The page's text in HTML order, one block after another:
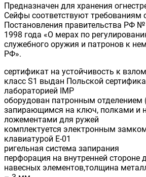
Предназначен для хранения
Сейфы соответствуют требованиям
Постановления правительства РФ
1998 года «О мерах по
служебного оружия и патронов к
РФ».
сертификат на устойчивость к
класс S1 выдан Польской
лабораторией IMP
оборудован патронным отделением
запирающимся на ключ, полками и
ложементами для ружей
комплектуется электронным
клавиатурой E-01
ригельная система запирания
перфорация на внутренней стороне
навесных элементов,толщина